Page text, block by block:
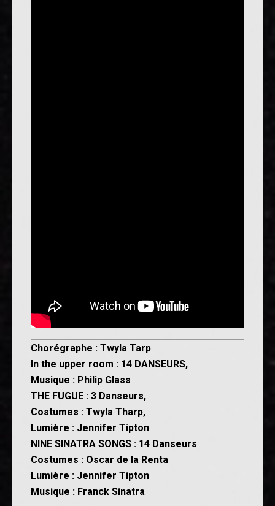
Chorégraphe : Twyla Tarp
In the upper room : 14 DANSEURS,
Musique : Philip Glass
THE FUGUE : 3 Danseurs,
Costumes : Twyla Tharp,
Lumière : Jennifer Tipton
NINE SINATRA SONGS : 14 Danseurs
Costumes : Oscar de la Renta
Lumière : Jennifer Tipton
Musique : Franck Sinatra